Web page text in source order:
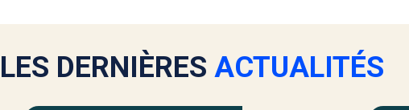
LES DERNIÈRES ACTUALITÉS